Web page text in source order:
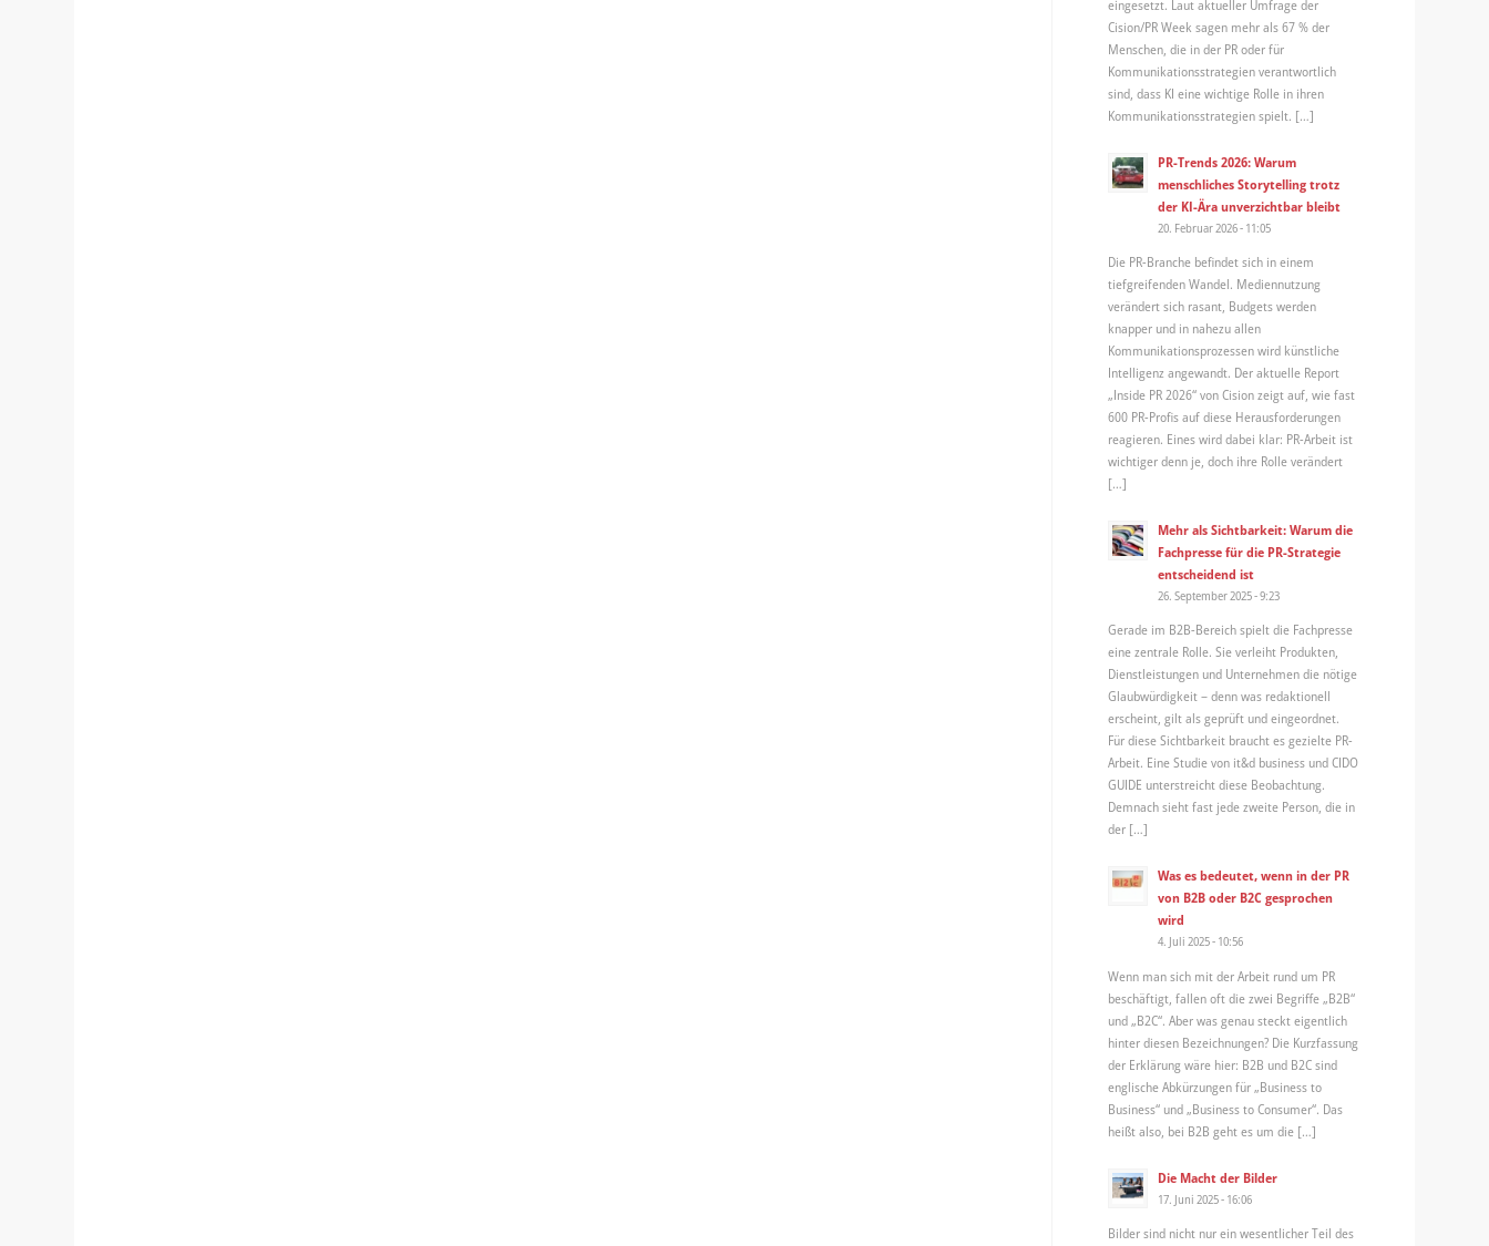
eingesetzt. Laut aktueller Umfrage der
Cision/PR Week sagen mehr als 67 % der
Menschen, die in der PR oder für
Kommunikationsstrategien verantwortlich
sind, dass KI eine wichtige Rolle in ihren
Kommunikationsstrategien spielt. […]
PR-Trends 2026: Warum
menschliches Storytelling trotz
der KI-Ära unverzichtbar bleibt
20. Februar 2026 - 11:05
Die PR-Branche befindet sich in einem
tiefgreifenden Wandel. Mediennutzung
verändert sich rasant, Budgets werden
knapper und in nahezu allen
Kommunikationsprozessen wird künstliche
Intelligenz angewandt. Der aktuelle Report
„Inside PR 2026“ von Cision zeigt auf, wie fast
600 PR-Profis auf diese Herausforderungen
reagieren. Eines wird dabei klar: PR-Arbeit ist
wichtiger denn je, doch ihre Rolle verändert
[…]
Mehr als Sichtbarkeit: Warum die
Fachpresse für die PR-Strategie
entscheidend ist
26. September 2025 - 9:23
Gerade im B2B-Bereich spielt die Fachpresse
eine zentrale Rolle. Sie verleiht Produkten,
Dienstleistungen und Unternehmen die nötige
Glaubwürdigkeit – denn was redaktionell
erscheint, gilt als geprüft und eingeordnet.
Für diese Sichtbarkeit braucht es gezielte PR-
Arbeit. Eine Studie von it&d business und CIDO
GUIDE unterstreicht diese Beobachtung.
Demnach sieht fast jede zweite Person, die in
der […]
Was es bedeutet, wenn in der PR
von B2B oder B2C gesprochen
wird
4. Juli 2025 - 10:56
Wenn man sich mit der Arbeit rund um PR
beschäftigt, fallen oft die zwei Begriffe „B2B“
und „B2C“. Aber was genau steckt eigentlich
hinter diesen Bezeichnungen? Die Kurzfassung
der Erklärung wäre hier: B2B und B2C sind
englische Abkürzungen für „Business to
Business“ und „Business to Consumer“. Das
heißt also, bei B2B geht es um die […]
Die Macht der Bilder
17. Juni 2025 - 16:06
Bilder sind nicht nur ein wesentlicher Teil des